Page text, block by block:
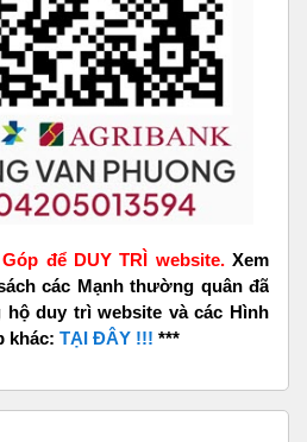
để DUY TRÌ website. Xem
các Mạnh thường quân đã
hộ duy trì website và các Hình
khác: TẠI ĐÂY !!! ***